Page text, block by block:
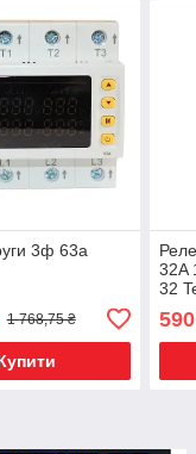
3ф 63а
1 768,75 ₴
32A
32
590